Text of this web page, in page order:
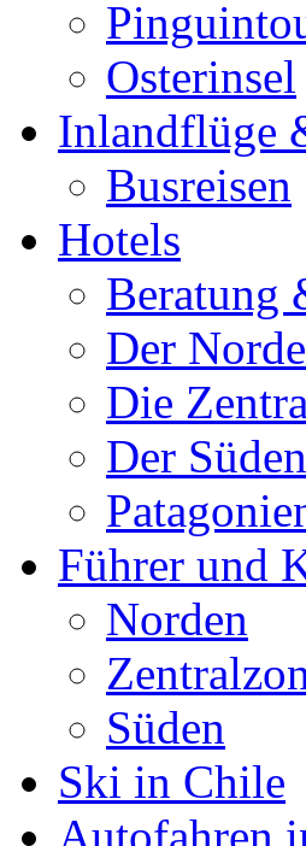
Osterinsel
Inlandflüge
Busreisen
Hotels
Beratung
Der
Die
Der Süden
Führer und
Norden
Süden
Ski in Chile